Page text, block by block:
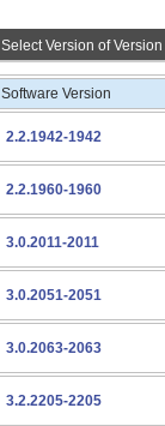
Select Version of
Software Version
2.2.1942-1942
2.2.1960-1960
3.0.2011-2011
3.0.2051-2051
3.0.2063-2063
3.2.2205-2205